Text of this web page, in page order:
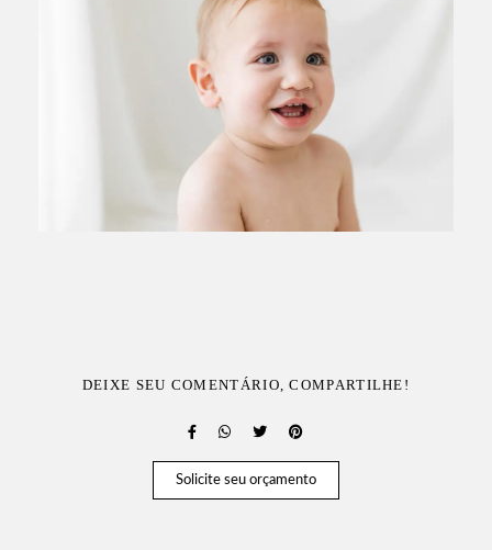
DEIXE SEU COMENTÁRIO, COMPARTILHE!
Solicite seu orçamento